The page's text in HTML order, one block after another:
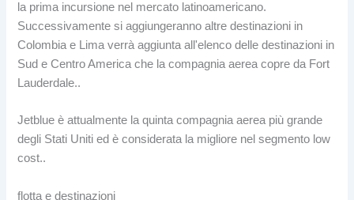
la prima incursione nel mercato latinoamericano.
Successivamente si aggiungeranno altre destinazioni in
Colombia e Lima verrà aggiunta all'elenco delle destinazioni in
Sud e Centro America che la compagnia aerea copre da Fort
Lauderdale..
Jetblue è attualmente la quinta compagnia aerea più grande
degli Stati Uniti ed è considerata la migliore nel segmento low
cost..
flotta e destinazioni